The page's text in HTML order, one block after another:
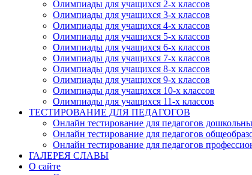
Олимпиады для учащихся 2-х классов
Олимпиады для учащихся 3-х классов
Олимпиады для учащихся 4-х классов
Олимпиады для учащихся 5-х классов
Олимпиады для учащихся 6-х классов
Олимпиады для учащихся 7-х классов
Олимпиады для учащихся 8-х классов
Олимпиады для учащихся 9-х классов
Олимпиады для учащихся 10-х классов
Олимпиады для учащихся 11-х классов
ТЕСТИРОВАНИЕ ДЛЯ ПЕДАГОГОВ
Онлайн тестирование для педагогов
Онлайн тестирование для педагогов
Онлайн тестирование для педагогов
ГАЛЕРЕЯ СЛАВЫ
О сайте